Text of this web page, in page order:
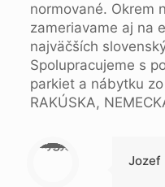
normované. Okrem
zameriavame aj na
najväčších
Spolupracujeme s
parkiet a nábytku zo
RAKÚSKA,
Warning
: Trying to access array offset on null in
/data/1/d/1da9a732-fb3a-4804-a40f-d46885ca54ae/lajk.online/web/wp-content/themes/betheme-child/includes/content-single.php
on line
286
Jozef